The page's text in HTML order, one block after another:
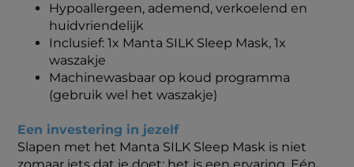
Hypoallergeen, ademend, verkoelend en
huidvriendelijk
Inclusief: 1x Manta SILK Sleep Mask, 1x
waszakje
Machinewasbaar op koud programma
(gebruik wel het waszakje)
Een investering in jezelf
Slapen met het Manta SILK Sleep Mask is niet